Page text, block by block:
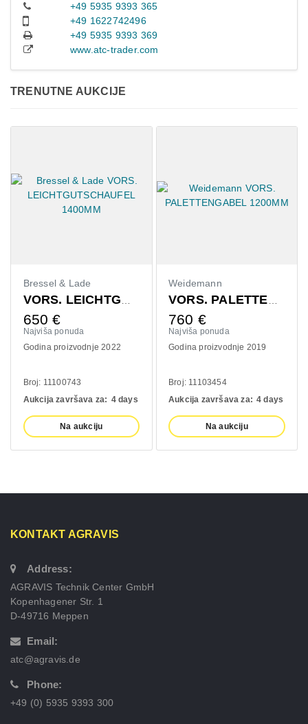
+49 5935 9393 365
+49 1622742496
+49 5935 9393 369
www.atc-trader.com
TRENUTNE AUKCIJE
Bressel & Lade
VORS. LEICHTGUTSCHAUFEL 1400MM
650 €
Najviša ponuda
Godina proizvodnje 2022
Broj: 11100743
Aukcija završava za: 4 days
Na aukciju
Weidemann
VORS. PALETTENGABEL 1200MM
760 €
Najviša ponuda
Godina proizvodnje 2019
Broj: 11103454
Aukcija završava za: 4 days
Na aukciju
KONTAKT AGRAVIS
Address:
AGRAVIS Technik Center GmbH
Kopenhagener Str. 1
D-49716 Meppen
Email:
atc@agravis.de
Phone:
+49 (0) 5935 9393 300